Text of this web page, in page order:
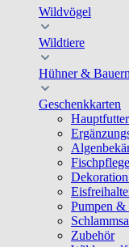
Wildvögel
Wildtiere
Hühner &
Geschenkkarten
Hauptfutter
Fischpflege
Pumpen &
Zubehör